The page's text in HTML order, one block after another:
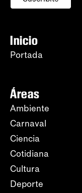
Inicio
Portada
Áreas
Ambiente
Carnaval
Ciencia
Cotidiana
Cultura
Deporte